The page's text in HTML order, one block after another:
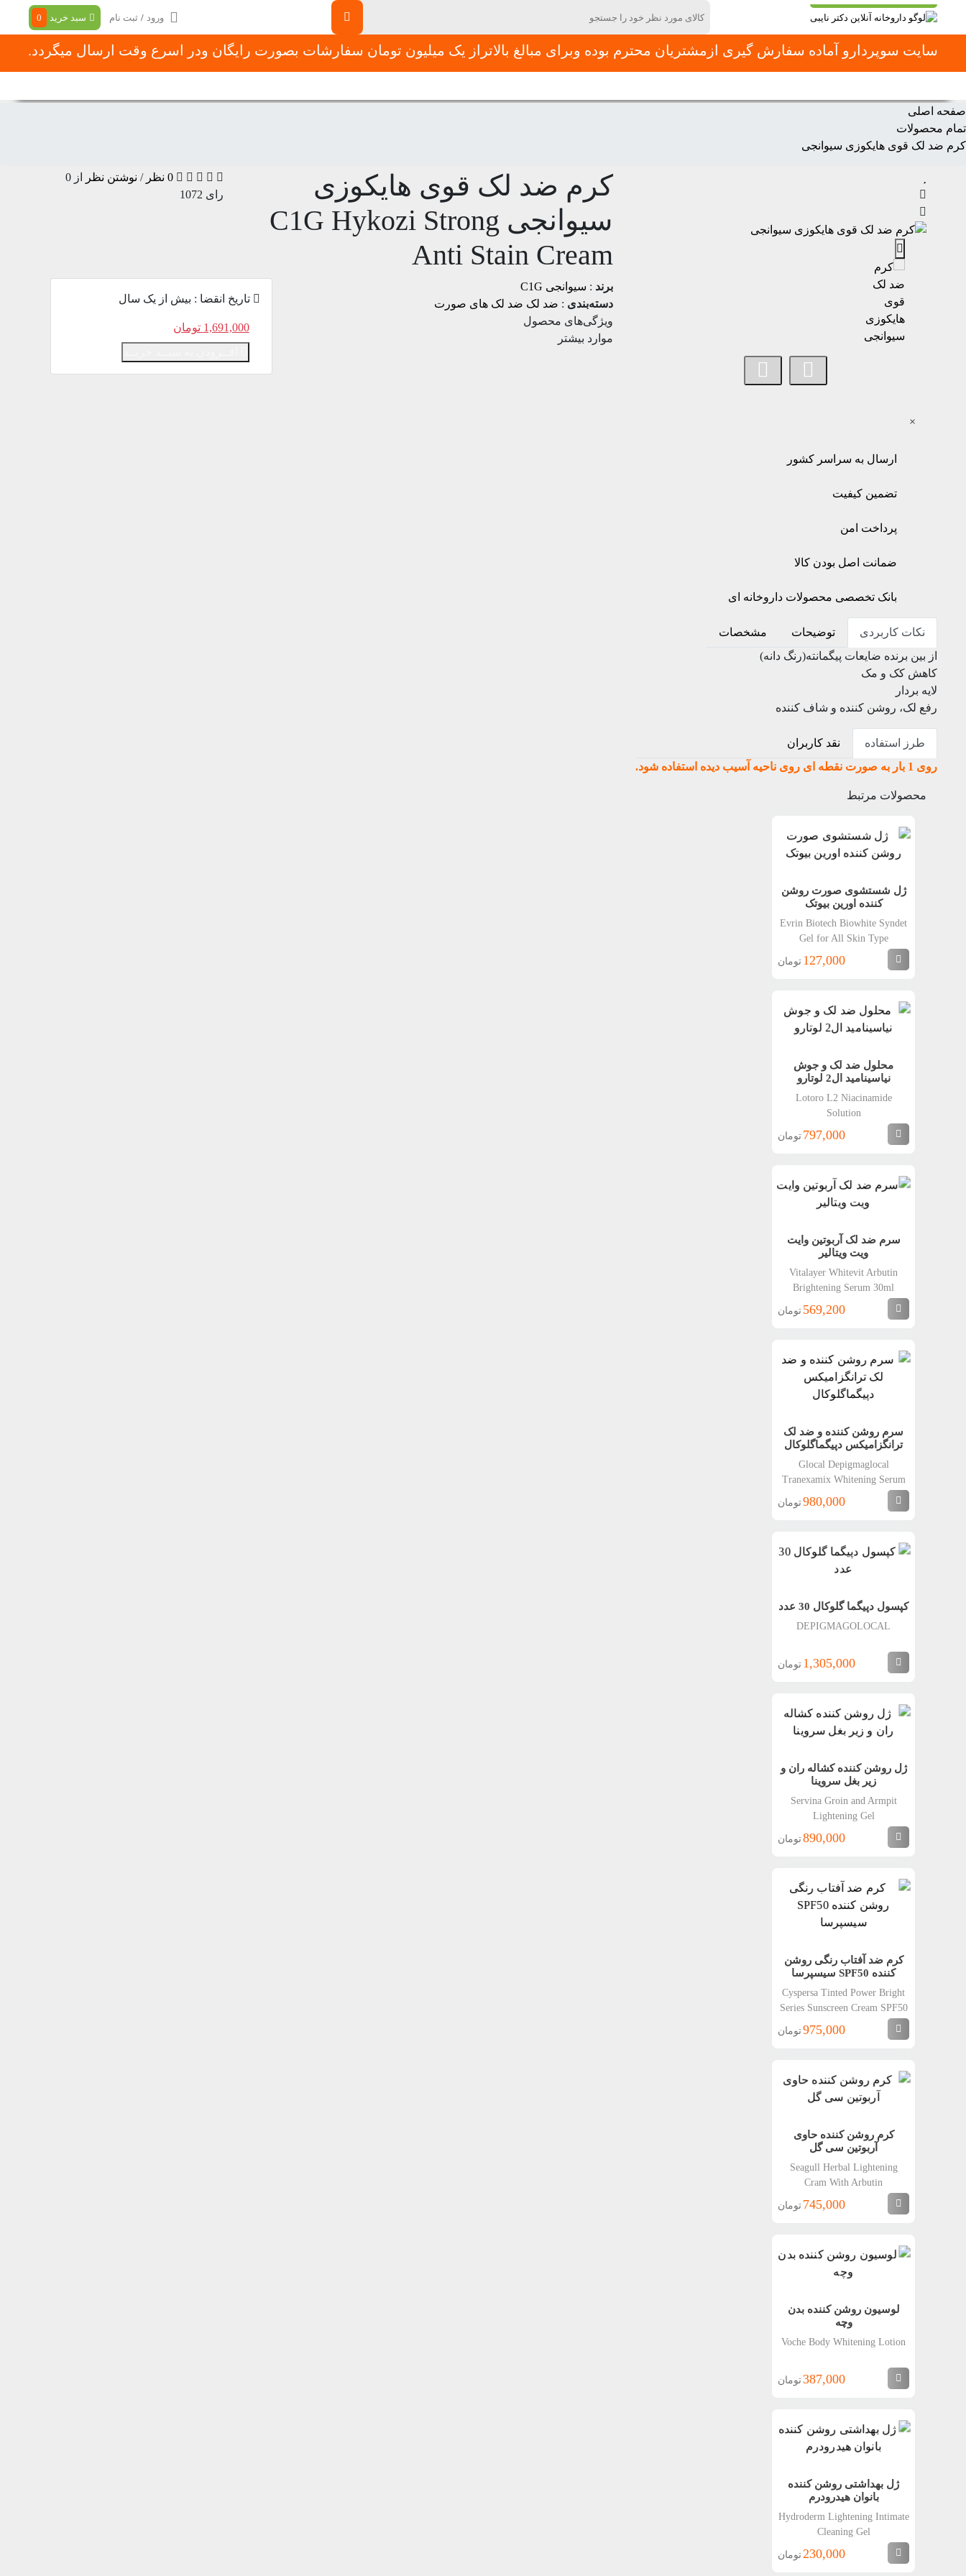
ورود / ثبت نام سبد خرید 0
سایت سوپردارو آماده سفارش گیری ازمشتریان محترم بوده وبرای مبالغ بالاتراز یک میلیون تومان سفارشات بصورت رایگان ودر اسرع وقت ارسال میگردد.
صفحه اصلی
تمام محصولات
کرم ضد لک قوی هایکوزی سیوانجی
×
کرم ضد لک قوی هایکوزی
سیوانجی C1G Hykozi Strong
Anti Stain Cream
0 نظر / نوشتن نظر
از 0
رای 1072
برند : سیوانجی C1G
دسته‌بندی : ضد لک ضد لک های صورت
ویژگی‌های محصول
موارد بیشتر
تاریخ انقضا : بیش از یک سال
1,691,000 تومان
ارسال به سراسر کشور
تضمین کیفیت
پرداخت امن
ضمانت اصل بودن کالا
بانک تخصصی محصولات داروخانه ای
نکات کاربردی توضیحات
مشخصات
از بین برنده ضایعات پیگمانته(رنگ دانه)
کاهش کک و مک
لایه بردار
رفع لک، روشن کننده و شاف کننده
طرز استفاده
نقد کاربران
روی 1 بار به صورت نقطه ای روی ناحیه آسیب دیده استفاده شود.
محصولات مرتبط
ژل شستشوی صورت روشن
کننده اورین بیوتک
Evrin Biotech Biowhite Syndet
Gel for All Skin Type
127,000 تومان
محلول ضد لک و جوش
نیاسینامید ال2 لوتارو
Lotoro L2 Niacinamide
Solution
797,000 تومان
سرم ضد لک آربوتین وایت
ویت ویتالیر
Vitalayer Whitevit Arbutin
Brightening Serum 30ml
569,200 تومان
سرم روشن کننده و ضد لک
ترانگزامیکس دپیگماگلوکال
Glocal Depigmaglocal
Tranexamix Whitening Serum
980,000تومان
کپسول دپیگما گلوکال 30 عدد
DEPIGMAGOLOCAL
1,305,000 تومان
ژل روشن کننده کشاله ران و
زیر بغل سروینا
Servina Groin and Armpit
Lightening Gel
890,000تومان
کرم ضد آفتاب رنگی روشن
کننده SPF50 سیسپرسا
Cyspersa Tinted Power Bright
Series Sunscreen Cream SPF50
975,000تومان
کرم روشن کننده حاوی
آربوتین سی گل
Seagull Herbal Lightening
Cram With Arbutin
745,000 تومان
لوسیون روشن کننده بدن
وچه
Voche Body Whitening Lotion
387,000تومان
ژل بهداشتی روشن کننده
بانوان هیدرودرم
Hydroderm Lightening Intimate
Cleaning Gel
230,000تومان